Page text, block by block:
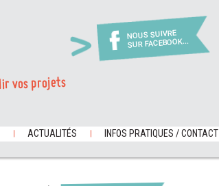
NOUS SUIVRE
SUR FACEBOOK...
vos projets
ACTUALITÉS INFOS PRATIQUES / CONTACT